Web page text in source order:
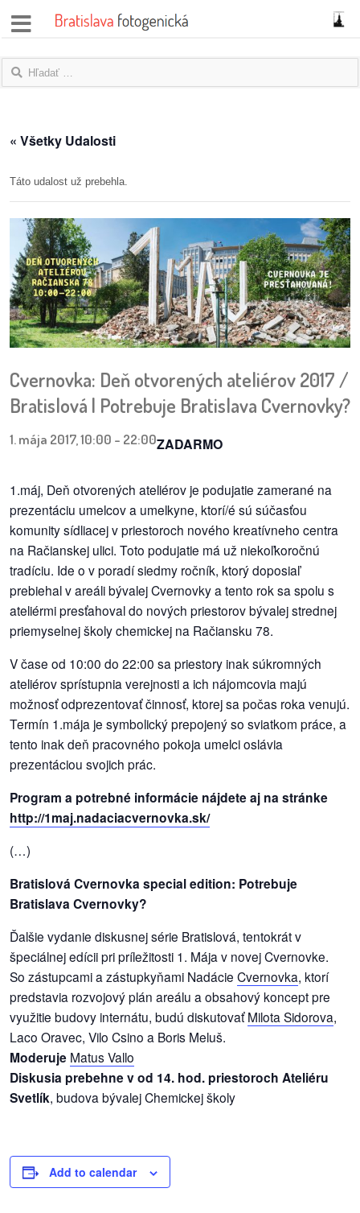
správy
názory
blogy
fotky
protesty
granty
Historický
mestské
stavebné
konania
pripomienkové
konania
práca
odkazy
z
médií
videá
vychádzky
/
výstavy
nás
« Všetky Udalosti
Táto udalost už prebehla.
Cvernovka: Deň otvorených ateliérov 2017 /
Bratislová | Potrebuje Bratislava Cvernovky?
1. mája 2017, 10:00 - 22:00ZADARMO
1.máj, Deň otvorených ateliérov je podujatie zamerané na
prezentáciu umelcov a umelkyne, ktorí/é sú súčasťou
komunity sídliacej v priestoroch nového kreatívneho centra
na Račianskej ulici. Toto podujatie má už niekoľkoročnú
tradíciu. Ide o v poradí siedmy ročník, ktorý doposiaľ
prebiehal v areáli bývalej Cvernovky a tento rok sa spolu s
ateliérmi presťahoval do nových priestorov bývalej strednej
priemyselnej školy chemickej na Račiansku 78.
V čase od 10:00 do 22:00 sa priestory inak súkromných
ateliérov sprístupnia verejnosti a ich nájomcovia majú
možnosť odprezentovať činnosť, ktorej sa počas roka venujú.
Termín 1.mája je symbolický prepojený so sviatkom práce, a
tento inak deň pracovného pokoja umelci oslávia
prezentáciou svojich prác.
Program a potrebné informácie nájdete aj na stránke
http://1maj.nadaciacvernovka.sk/
(…)
Bratislová Cvernovka special edition: Potrebuje
Bratislava Cvernovky?
Ďalšie vydanie diskusnej série Bratislová, tentokrát v
špeciálnej edícii pri príležitosti 1. Mája v novej Cvernovke.
So zástupcami a zástupkyňami Nadácie Cvernovka, ktorí
predstavia rozvojový plán areálu a obsahový koncept pre
využitie budovy internátu, budú diskutovaťMilota Sidorova,
Laco Oravec, Vilo Csino a Boris Meluš.
Moderuje Matus Vallo
Diskusia prebehne v od 14. hod. priestoroch Ateliéru
Svetlík, budova bývalej Chemickej školy
Add to calendar